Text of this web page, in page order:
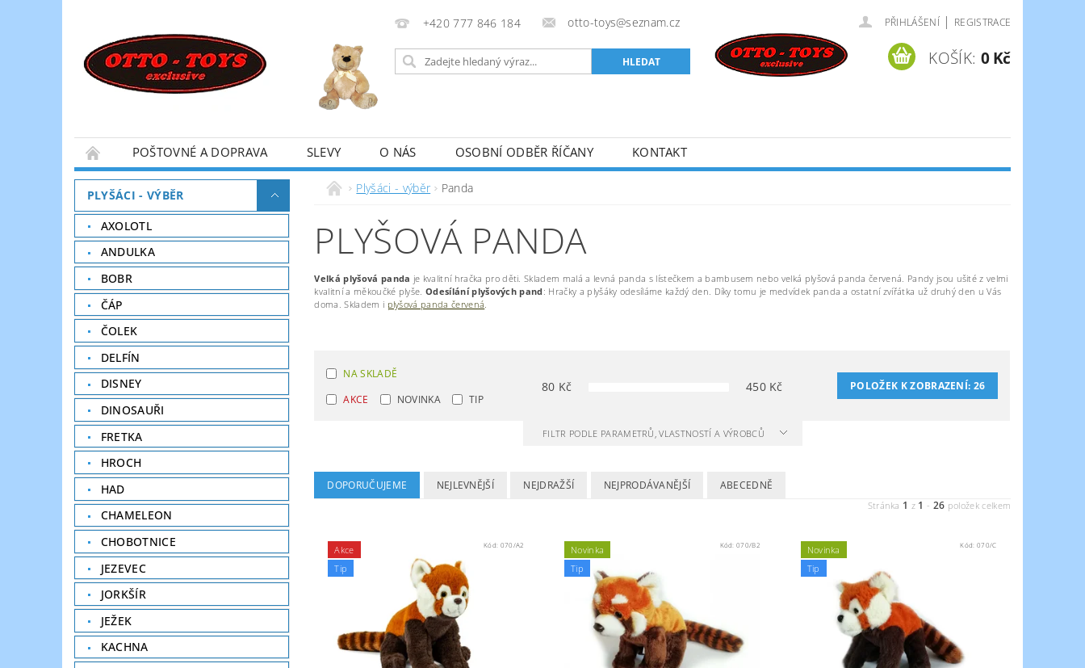
+420 777 846 184 otto-toys@seznam.cz PŘIHLÁŠENÍ | REGISTRACE
KOŠÍK: 0 Kč
POŠTOVNÉ A DOPRAVA SLEVY O NÁS OSOBNÍ ODBĚR ŘÍČANY KONTAKT
PLYŠÁCI - VÝBĚR
AXOLOTL
ANDULKA
BOBR
ČÁP
ČOLEK
DELFÍN
DISNEY
DINOSAUŘI
FRETKA
HROCH
HAD
CHAMELEON
CHOBOTNICE
JEZEVEC
JORKŠÍR
JEŽEK
KACHNA
Plyšáci - výběr Panda
PLYŠOVÁ PANDA
Velká plyšová panda je kvalitní hračka pro děti. Skladem malá a levná panda s lístečkem a bambusem nebo velká plyšová panda červená. Pandy jsou ušité z velmi
kvalitní a měkoučké plyše.Odesílání plyšových pand : Hračky a plyšáky odesíláme každý den. Díky tomu je medvídek panda a ostatní zvířátka už druhý den u Vás
doma. Skladem i plyšová panda červená.
NA SKLADĚ
AKCE
NOVINKA TIP
80 Kč 450Kč POLOŽEK K ZOBRAZENÍ: 26
FILTR PODLE PARAMETRŮ, VLASTNOSTÍ A VÝROBCŮ
DOPORUČUJEME NEJLEVNĚJŠÍ NEJDRAŽŠÍ NEJPRODÁVANĚJŠÍ ABECEDNĚ
Stránka 1 z 1 - 26 položek celkem
Akce
Tip
Kód: 070/A2
Novinka
Tip
Kód:070/B2
Novinka
Tip
Kód:070/C